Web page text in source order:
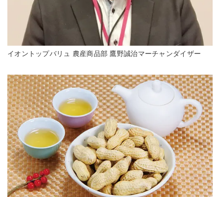
イオントップバリュ 農産商品部 鷹野誠治マーチャンダイザー